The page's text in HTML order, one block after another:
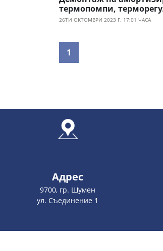
термопомпи,
26ТИ ОКТОМВРИ 2023 Г. 17:01 ЧАСА
1
Адрес
9700, гр. Шумен
ул. Съединение 1